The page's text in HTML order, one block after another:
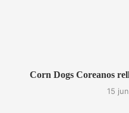
Corn Dogs Coreanos
15